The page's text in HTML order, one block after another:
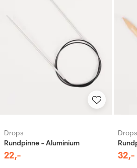
Drops
Rundpinne - Aluminium
22,-
Drops
32,-